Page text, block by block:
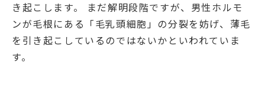
き起こします。 まだ解明段階ですが、男性ホルモ
ンが毛根にある「毛乳頭細胞」の分裂を妨げ、薄毛
を引き起こしているのではないかといわれていま
す。